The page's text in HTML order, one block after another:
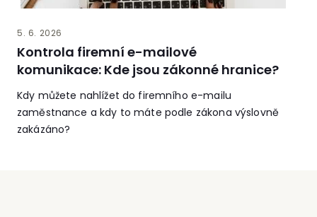
5. 6. 2026
Kontrola firemní e-mailové
komunikace: Kde jsou zákonné hranice?
Kdy můžete nahlížet do firemního e-mailu
zaměstnance a kdy to máte podle zákona výslovně
zakázáno?